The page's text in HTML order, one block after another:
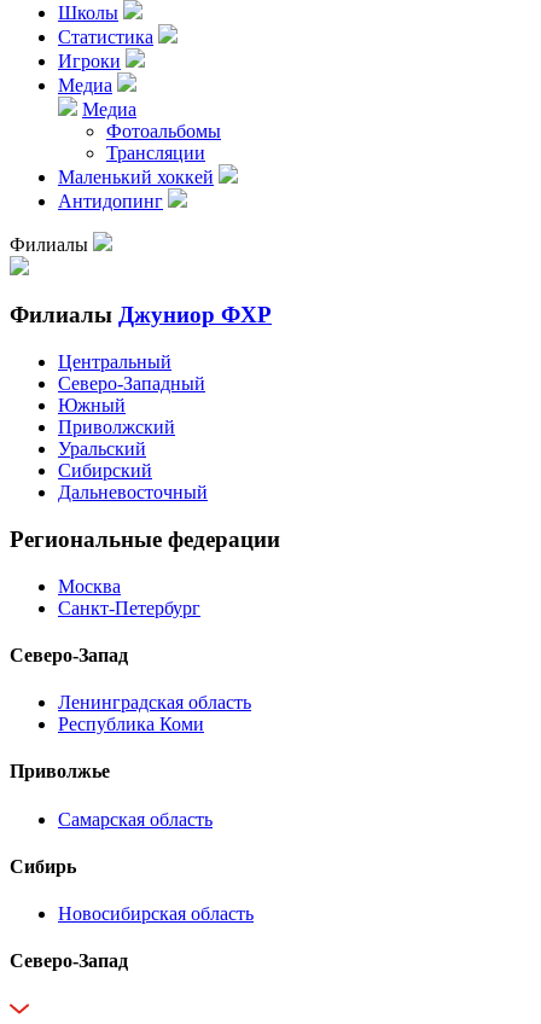
Школы
Статистика
Игроки
Медиа
Медиа
Фотоальбомы
Трансляции
Маленький хоккей
Антидопинг
Филиалы
Филиалы Джуниор ФХР
Центральный
Северо-Западный
Южный
Приволжский
Уральский
Сибирский
Дальневосточный
Региональные федерации
Москва
Санкт-Петербург
Северо-Запад
Ленинградская область
Республика Коми
Приволжье
Самарская область
Сибирь
Новосибирская область
Северо-Запад